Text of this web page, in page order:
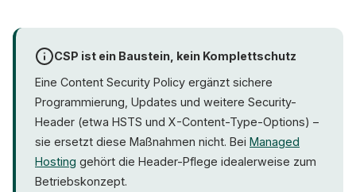
CSP ist ein Baustein, kein Komplettschutz
Eine Content Security Policy ergänzt sichere
Programmierung, Updates und weitere Security-
Header (etwa HSTS und X-Content-Type-Options) –
sie ersetzt diese Maßnahmen nicht. Bei Managed
Hosting gehört die Header-Pflege idealerweise zum
Betriebskonzept.